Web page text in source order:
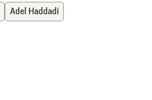
Adel Haddadi